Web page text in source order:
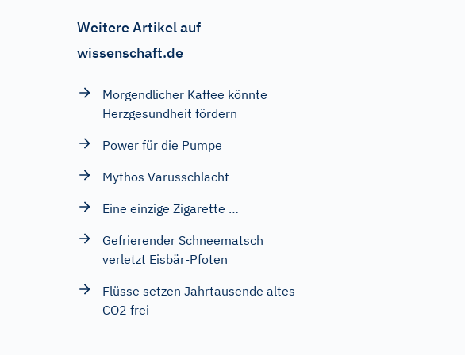
Weitere Artikel auf
wissenschaft.de
Morgendlicher Kaffee könnte
Herzgesundheit fördern
Power für die Pumpe
Mythos Varusschlacht
Eine einzige Zigarette …
Gefrierender Schneematsch
verletzt Eisbär-Pfoten
Flüsse setzen Jahrtausende altes
CO2 frei